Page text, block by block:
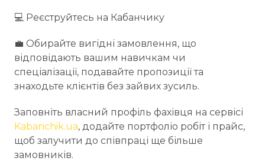
💻️ Реєструйтесь на Кабанчику
💼 Обирайте вигідні замовлення, що
відповідають вашим навичкам чи
спеціалізації, подавайте пропозиції та
знаходьте клієнтів без зайвих зусиль.
Заповніть власний профіль фахівця на сервісі
Kabanchik.ua, додайте портфоліо робіт і прайс,
щоб залучити до співпраці ще більше
замовників.